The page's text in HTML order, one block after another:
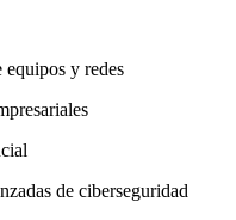
y redes
de ciberseguridad